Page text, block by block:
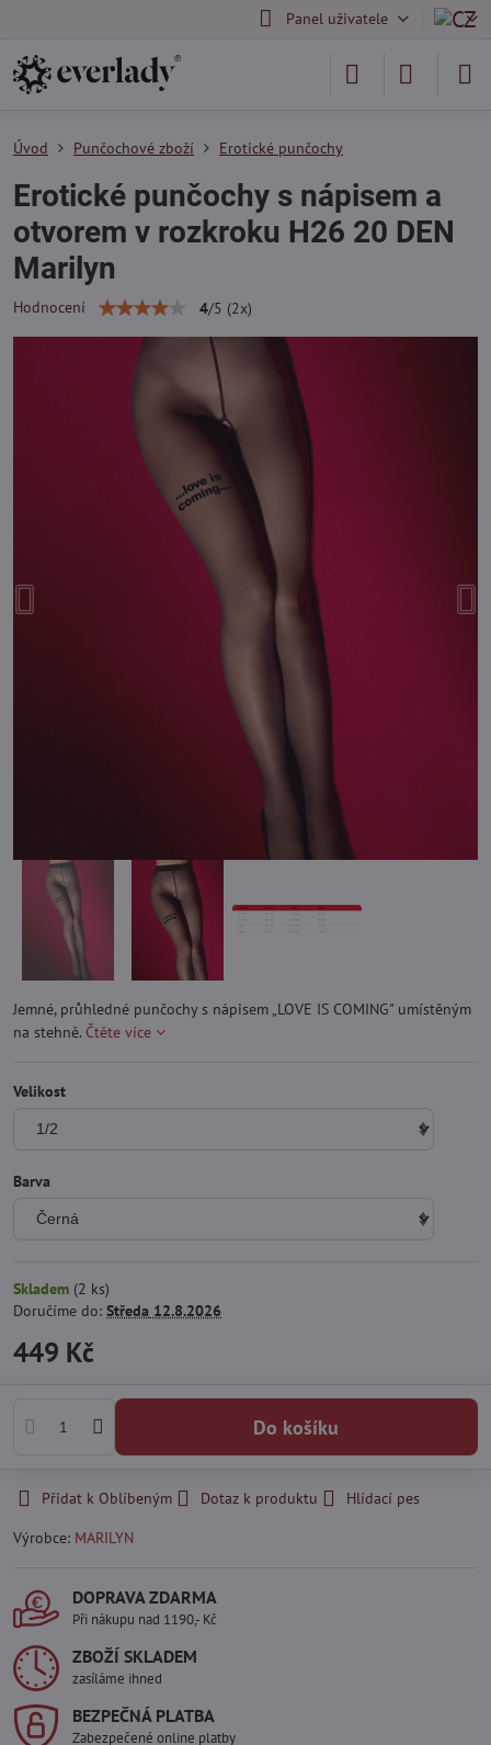
Panel uživatele
Úvod Punčochové zboží Erotické punčochy
Erotické punčochy s nápisem a
otvorem v rozkroku H26 20 DEN
Marilyn
Hodnocení 4/5 (2x)
Jemné, průhledné punčochy s nápisem „LOVE IS COMING" umístěným
na stehně. Čtěte více
Velikost
Barva
Skladem (2 ks)
Doručíme do: Středa 12.8.2026
449 Kč
Do košíku
Přidat k Oblíbeným Dotaz k produktu
Hlídací pes
Výrobce: MARILYN
DOPRAVA ZDARMA
Při nákupu nad 1190,- Kč
ZBOŽÍ SKLADEM
zasíláme ihned
BEZPEČNÁ PLATBA
Zabezpečené online platby